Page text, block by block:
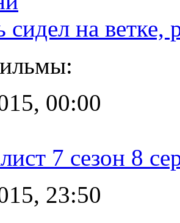
сидел на
00:00
7 сезон 8
23:50